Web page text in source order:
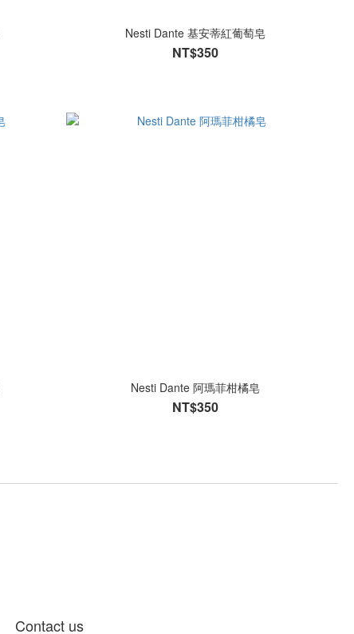
Nesti Dante 基安蒂紅葡萄皂
NT$350
Nesti Dante 阿瑪菲柑橘皂
NT$350
Contact us